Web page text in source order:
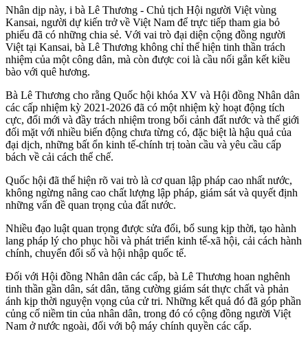
Nhân dịp này, i bà Lê Thương - Chủ tịch Hội người Việt vùng
Kansai, người dự kiến trở về Việt Nam để trực tiếp tham gia bỏ
phiếu đã có những chia sẻ. Với vai trò đại diện cộng đồng người
Việt tại Kansai, bà Lê Thương không chỉ thể hiện tinh thần trách
nhiệm của một công dân, mà còn được coi là cầu nối gắn kết kiều
bào với quê hương.
Bà Lê Thương cho rằng Quốc hội khóa XV và Hội đồng Nhân dân
các cấp nhiệm kỳ 2021-2026 đã có một nhiệm kỳ hoạt động tích
cực, đổi mới và đầy trách nhiệm trong bối cảnh đất nước và thế giới
đối mặt với nhiều biến động chưa từng có, đặc biệt là hậu quả của
đại dịch, những bất ổn kinh tế-chính trị toàn cầu và yêu cầu cấp
bách về cải cách thể chế.
Quốc hội đã thể hiện rõ vai trò là cơ quan lập pháp cao nhất nước,
không ngừng nâng cao chất lượng lập pháp, giám sát và quyết định
những vấn đề quan trọng của đất nước.
Nhiều đạo luật quan trọng được sửa đổi, bổ sung kịp thời, tạo hành
lang pháp lý cho phục hồi và phát triển kinh tế-xã hội, cải cách hành
chính, chuyển đổi số và hội nhập quốc tế.
Đối với Hội đồng Nhân dân các cấp, bà Lê Thương hoan nghênh
tinh thần gần dân, sát dân, tăng cường giám sát thực chất và phản
ánh kịp thời nguyện vọng của cử tri. Những kết quả đó đã góp phần
củng cố niềm tin của nhân dân, trong đó có cộng đồng người Việt
Nam ở nước ngoài, đối với bộ máy chính quyền các cấp.